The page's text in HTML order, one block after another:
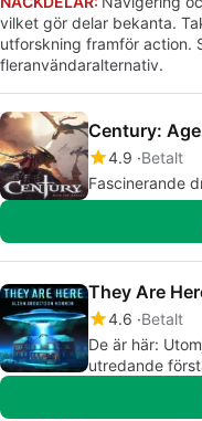
vilket gör delar bekanta.
utforskning framför action.
fleranvändaralternativ.
Century:
4.9 Betalt
Fascinerande
They Are
4.6 Betalt
De är här:
utredande